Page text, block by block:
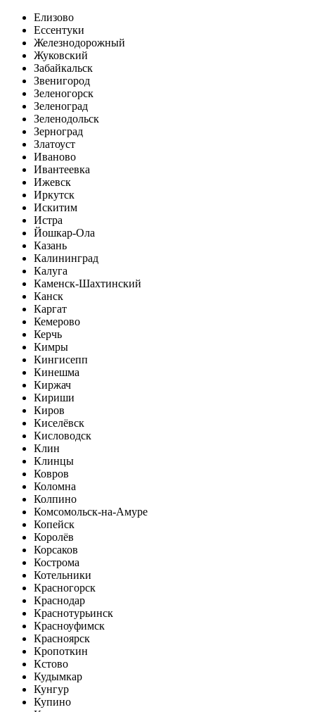
Елизово
Ессентуки
Железнодорожный
Жуковский
Забайкальск
Звенигород
Зеленогорск
Зеленоград
Зеленодольск
Зерноград
Златоуст
Иваново
Ивантеевка
Ижевск
Иркутск
Искитим
Истра
Йошкар-Ола
Казань
Калининград
Калуга
Каменск-Шахтинский
Канск
Каргат
Кемерово
Керчь
Кимры
Кингисепп
Кинешма
Киржач
Кириши
Киров
Киселёвск
Кисловодск
Клин
Клинцы
Ковров
Коломна
Колпино
Комсомольск-на-Амуре
Копейск
Королёв
Корсаков
Кострома
Котельники
Красногорск
Краснодар
Краснотурьинск
Красноуфимск
Красноярск
Кропоткин
Кстово
Кудымкар
Кунгур
Купино